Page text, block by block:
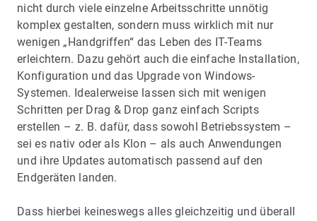
nicht durch viele einzelne Arbeitsschritte unnötig
komplex gestalten, sondern muss wirklich mit nur
wenigen „Handgriffen“ das Leben des IT-Teams
erleichtern. Dazu gehört auch die einfache Installation,
Konfiguration und das Upgrade von Windows-
Systemen. Idealerweise lassen sich mit wenigen
Schritten per Drag & Drop ganz einfach Scripts
erstellen – z. B. dafür, dass sowohl Betriebssystem –
sei es nativ oder als Klon – als auch Anwendungen
und ihre Updates automatisch passend auf den
Endgeräten landen.
Dass hierbei keineswegs alles gleichzeitig und überall